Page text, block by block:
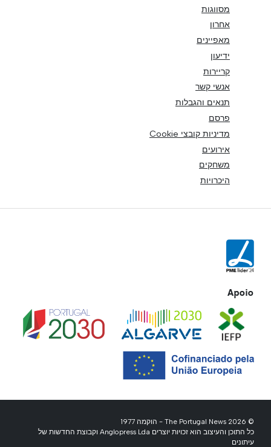
מסווגות
אחרון
מאפיינים
ידיעון
קריירות
אנשי קשר
תנאים והגבלות
פרסם
מדיניות קובצי Cookie
אירועים
משחקים
היכרויות
Apoio
© 2026 The Portugal News - הוקמה 1977
כל התוכן והעיצוב הוא זכויות יוצרים Anglopress Lda וקבוצת החדשות של
עיתונים